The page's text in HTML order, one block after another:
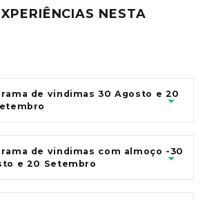
NESTA
de vindimas 30 Agosto e 20
de vindimas com almoço -30
e 20 Setembro